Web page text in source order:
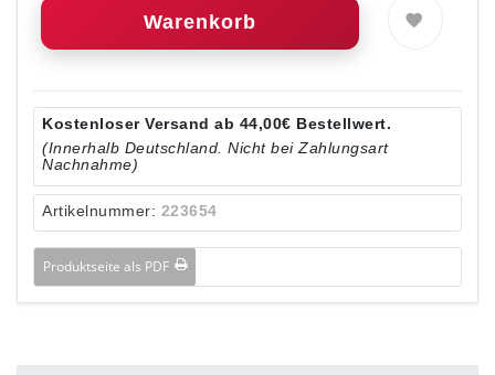
Warenkorb
Kostenloser Versand ab 44,00€ Bestellwert.
(Innerhalb Deutschland. Nicht bei Zahlungsart
Nachnahme)
Artikelnummer: 223654
Produktseite als PDF